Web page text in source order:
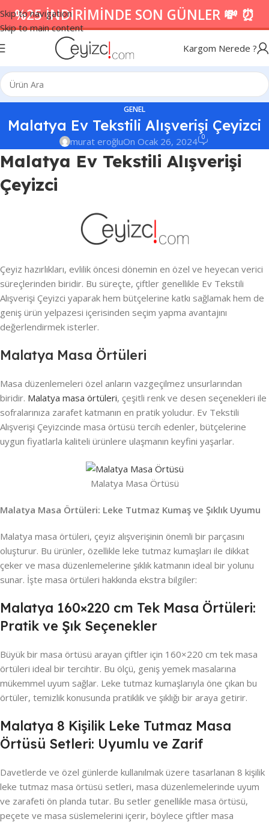
Skip to navigation
Skip to main content
%25 İNDİRİMİNDE SON GÜNLER 💸 ⏰
Kargom Nerede ?
GENEL
Malatya Ev Tekstili Alışverişi Çeyizci
murat eroğluOn Ocak 26, 2024 0
Malatya Ev Tekstili Alışverişi
Çeyizci
Çeyiz hazırlıkları, evlilik öncesi dönemin en özel ve heyecan verici
süreçlerinden biridir. Bu süreçte, çiftler genellikle Ev Tekstili
Alışverişi Çeyizci yaparak hem bütçelerine katkı sağlamak hem de
geniş ürün yelpazesi içerisinden seçim yapma avantajını
değerlendirmek isterler.
Malatya Masa Örtüleri
Masa düzenlemeleri özel anların vazgeçilmez unsurlarından
biridir. Malatya masa örtüleri, çeşitli renk ve desen seçenekleri ile
sofralarınıza zarafet katmanın en pratik yoludur. Ev Tekstili
Alışverişi Çeyizcinde masa örtüsü tercih edenler, bütçelerine
uygun fiyatlarla kaliteli ürünlere ulaşmanın keyfini yaşarlar.
Malatya Masa Örtüsü
Malatya Masa Örtüleri: Leke Tutmaz Kumaş ve Şıklık Uyumu
Malatya masa örtüleri, çeyiz alışverişinin önemli bir parçasını
oluşturur. Bu ürünler, özellikle leke tutmaz kumaşları ile dikkat
çeker ve masa düzenlemelerine şıklık katmanın ideal bir yolunu
sunar. İşte masa örtüleri hakkında ekstra bilgiler:
Malatya 160×220 cm Tek Masa Örtüleri:
Pratik ve Şık Seçenekler
Büyük bir masa örtüsü arayan çiftler için 160×220 cm tek masa
örtüleri ideal bir tercihtir. Bu ölçü, geniş yemek masalarına
mükemmel uyum sağlar. Leke tutmaz kumaşlarıyla öne çıkan bu
örtüler, temizlik konusunda pratiklik ve şıklığı bir araya getirir.
Malatya 8 Kişilik Leke Tutmaz Masa
Örtüsü Setleri: Uyumlu ve Zarif
Davetlerde ve özel günlerde kullanılmak üzere tasarlanan 8 kişilik
leke tutmaz masa örtüsü setleri, masa düzenlemelerinde uyum
ve zarafeti ön planda tutar. Bu setler genellikle masa örtüsü,
peçete ve masa süslemelerini içerir, böylece çiftler masa